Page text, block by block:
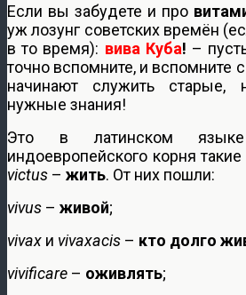
Если вы забудете и про
уж лозунг советских времён
в то время): вива Куба! –
точно вспомните, и вспомните
начинают служить старые,
нужные знания!
Это в латинском
индоевропейского корня
victus – жить. От них пошли:
vivus – живой;
vivax и vivaxacis – кто долго
vivificare – оживлять;